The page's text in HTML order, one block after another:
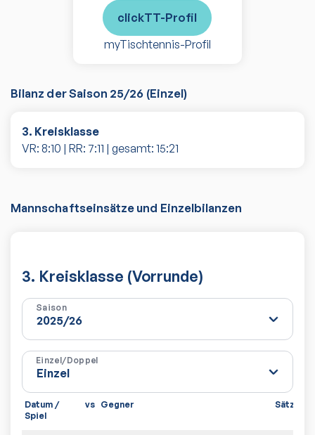
clickTT-Profil
myTischtennis-Profil
Bilanz der Saison 25/26 (Einzel)
3. Kreisklasse
VR: 8:10 | RR: 7:11 | gesamt: 15:21
Mannschaftseinsätze und Einzelbilanzen
3. Kreisklasse (Vorrunde)
Saison
Einzel/Doppel
Datum /
Spiel
vs Gegner Sätze